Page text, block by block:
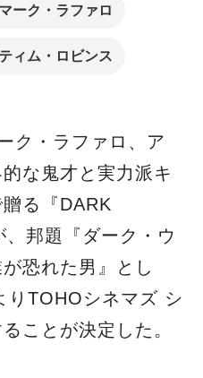
マーク・ラファロ
ティム・ロビンス
ク・ラファロ、ア
な鬼才と実力派キ
る『DARK
邦題『ダーク・ウ
恐れた男』とし
りTOHOシネマズ シ
ことが決定した。